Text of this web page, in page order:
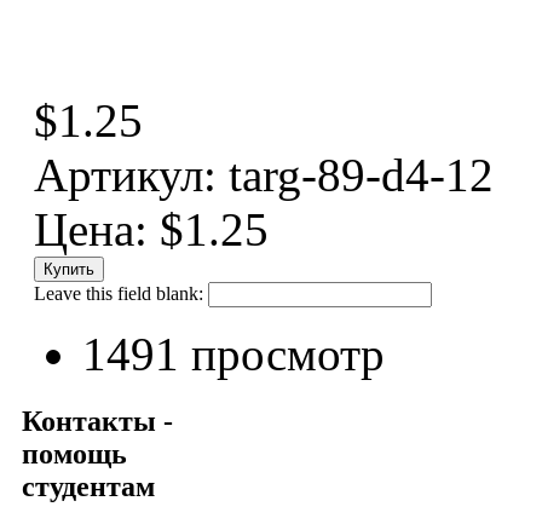
$1.25
Артикул: targ-89-d4-12
Цена: $1.25
Leave this field blank:
1491 просмотр
Контакты -
помощь
студентам